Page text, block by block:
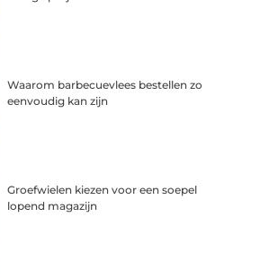
Waarom barbecuevlees bestellen zo
eenvoudig kan zijn
Groefwielen kiezen voor een soepel
lopend magazijn